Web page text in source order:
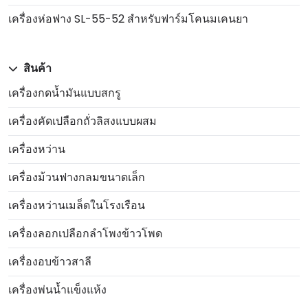
เครื่องห่อฟาง SL-55-52 สำหรับฟาร์มโคนมเคนยา
สินค้า
เครื่องกดน้ำมันแบบสกรู
เครื่องคัดเปลือกถั่วลิสงแบบผสม
เครื่องหว่าน
เครื่องม้วนฟางกลมขนาดเล็ก
เครื่องหว่านเมล็ดในโรงเรือน
เครื่องลอกเปลือกลำโพงข้าวโพด
เครื่องอบข้าวสาลี
เครื่องพ่นน้ำแข็งแห้ง